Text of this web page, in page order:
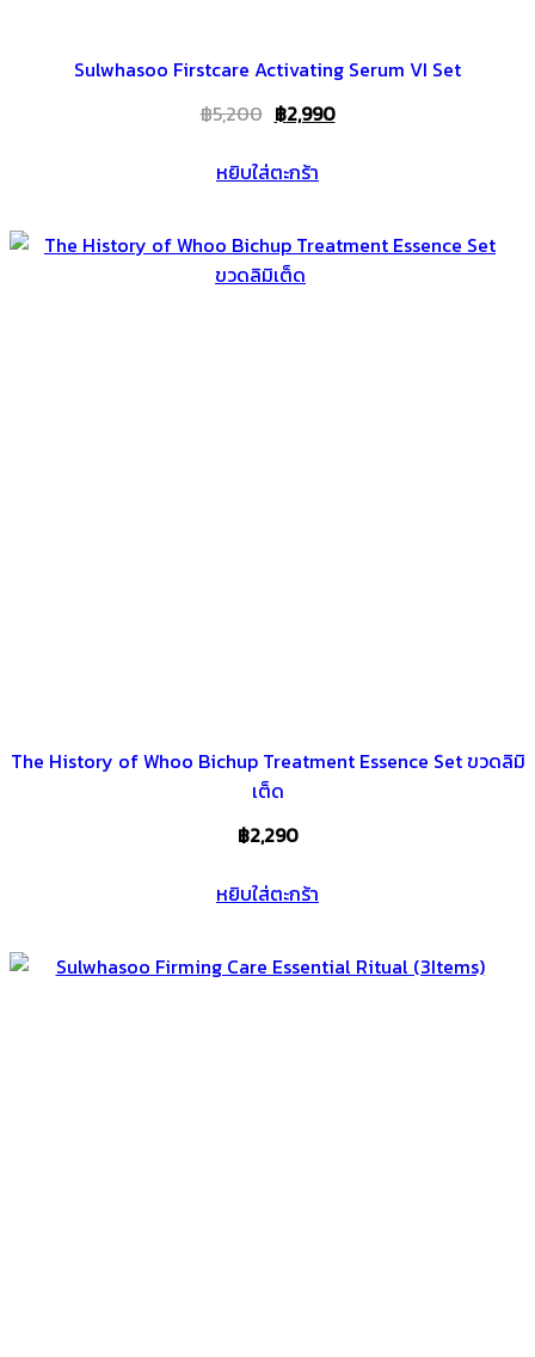
Sulwhasoo Firstcare Activating Serum VI Set
฿5,200 Original
was:
฿2,990Current
หยิบใส่ตะกร้า
The History of Whoo Bichup Treatment Essence Set ขวดลิมิ
เต็ด
฿2,290
หยิบใส่ตะกร้า